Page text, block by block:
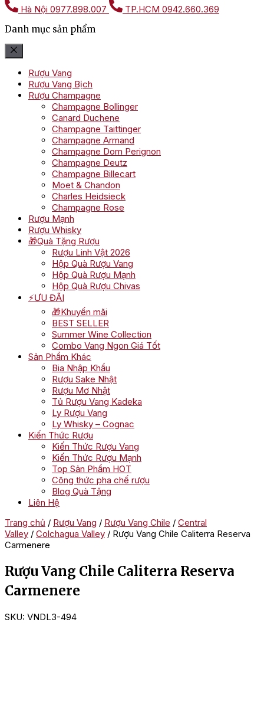
Hà Nội 0977.898.007 TP.HCM 0942.660.369
Danh mục sản phẩm
Rượu Vang
Rượu Vang Bịch
Rượu Champagne
Champagne Bollinger
Canard Duchene
Champagne Taittinger
Champagne Armand
Champagne Dom Perignon
Champagne Deutz
Champagne Billecart
Moet & Chandon
Charles Heidsieck
Champagne Rose
Rượu Mạnh
Rượu Whisky
🎁Quà Tặng Rượu
Rượu Linh Vật 2026
Hộp Quà Rượu Vang
Hộp Quà Rượu Mạnh
Hộp Quà Rượu Chivas
⚡ƯU ĐÃI
🎁Khuyến mãi
BEST SELLER
Summer Wine Collection
Combo Vang Ngon Giá Tốt
Sản Phẩm Khác
Bia Nhập Khẩu
Rượu Sake Nhật
Rượu Mơ Nhật
Tủ Rượu Vang Kadeka
Ly Rượu Vang
Ly Whisky – Cognac
Kiến Thức Rượu
Kiến Thức Rượu Vang
Kiến Thức Rượu Mạnh
Top Sản Phẩm HOT
Công thức pha chế rượu
Blog Quà Tặng
Liên Hệ
Trang chủ / Rượu Vang / Rượu Vang Chile / Central
Valley / Colchagua Valley / Rượu Vang Chile Caliterra Reserva
Carmenere
Rượu Vang Chile Caliterra Reserva
Carmenere
SKU: VNDL3-494